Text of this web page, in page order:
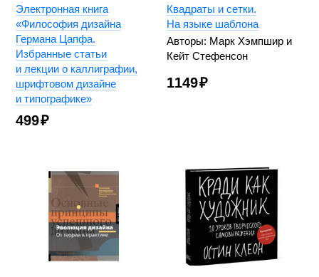
Электронная книга
«Философия дизайна
Германа Цапфа.
Избранные статьи
и лекции о каллиграфии,
шрифтовом дизайне
и типографике»
499₽
Квадраты и сетки.
На языке шаблона
Авторы: Марк Хэмпшир и
Кейт Стефенсон
1149₽